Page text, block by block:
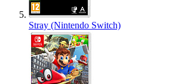
Stray (Nintendo Switch)